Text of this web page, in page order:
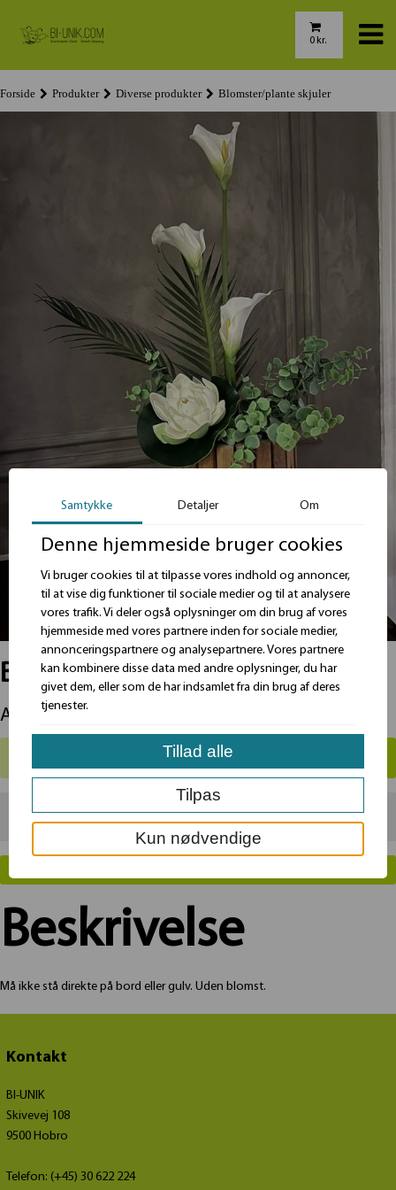
0 kr.
Forside Produkter Diverse produkter Blomster/plante skjuler
Blomster/plante skjuler
Antal
Total 125
Beskrivelse
Må ikke stå direkte på bord eller gulv. Uden blomst.
Kontakt
BI-UNIK
Skivevej 108
9500 Hobro
Telefon: (+45) 30 622 224
Samtykke Detaljer Om
Denne hjemmeside bruger cookies
Vi bruger cookies til at tilpasse vores indhold og annoncer,
til at vise dig funktioner til sociale medier og til at analysere
vores trafik. Vi deler også oplysninger om din brug af vores
hjemmeside med vores partnere inden for sociale medier,
annonceringspartnere og analysepartnere. Vores partnere
kan kombinere disse data med andre oplysninger, du har
givet dem, eller som de har indsamlet fra din brug af deres
tjenester.
Kun nødvendige
Tilpas
Tillad alle